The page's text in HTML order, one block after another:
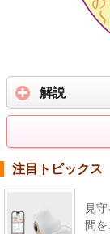
解説
注目トピックス
見
間